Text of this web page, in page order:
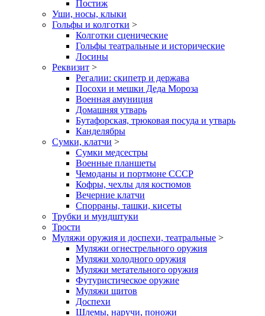
Постиж
Уши, носы, клыки
Гольфы и колготки >
Колготки сценические
Гольфы театральные и исторические
Лосины
Реквизит >
Регалии: скипетр и держава
Посохи и мешки Деда Мороза
Военная амуниция
Домашняя утварь
Бутафорская, трюковая посуда и утварь
Канделябры
Сумки, клатчи >
Сумки медсестры
Военные планшеты
Чемоданы и портмоне СССР
Кофры, чехлы для костюмов
Вечерние клатчи
Спорраны, ташки, кисеты
Трубки и мундштуки
Трости
Муляжи оружия и доспехи, театральные >
Муляжи огнестрельного оружия
Муляжи холодного оружия
Муляжи метательного оружия
Футуристическое оружие
Муляжи щитов
Доспехи
Шлемы, наручи, поножи